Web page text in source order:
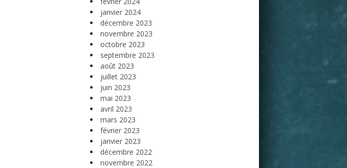
janvier 2024
décembre 2023
novembre 2023
octobre 2023
septembre 2023
août 2023
juillet 2023
juin 2023
mai 2023
avril 2023
mars 2023
février 2023
janvier 2023
décembre 2022
novembre 2022